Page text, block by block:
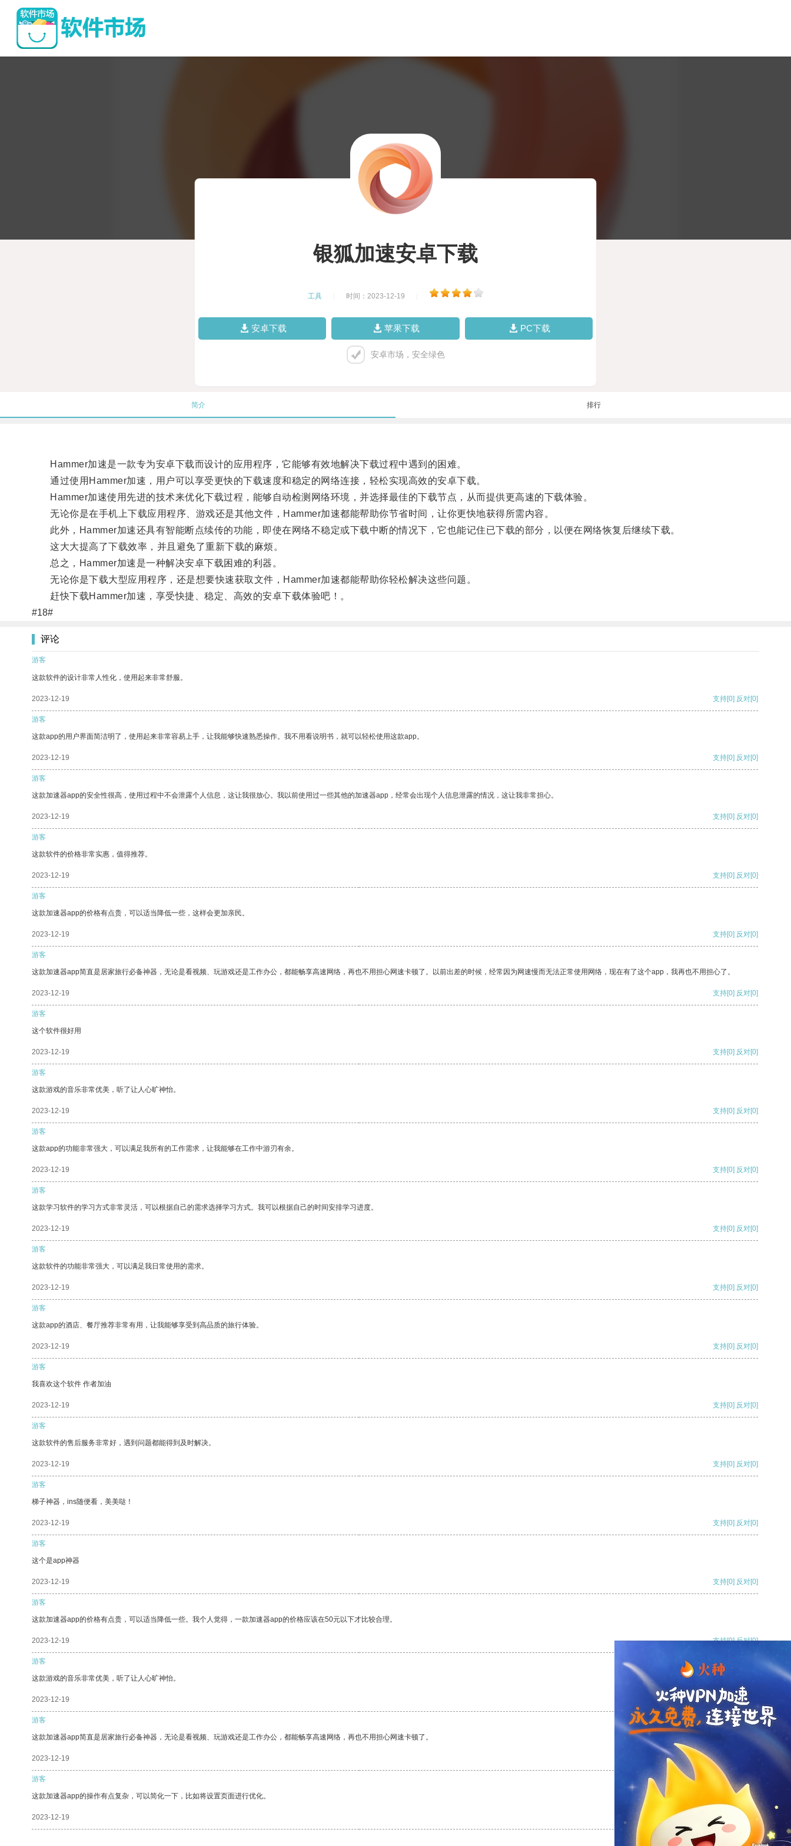
银狐加速安卓下载
工具 时间：2023-12-19
安卓下载 苹果下载 PC下载
安卓市场，安全绿色
简介 排行
Hammer加速是一款专为安卓下载而设计的应用程序，它能够有效地解决下载过程中遇到的困难。
通过使用Hammer加速，用户可以享受更快的下载速度和稳定的网络连接，轻松实现高效的安卓下载。
Hammer加速使用先进的技术来优化下载过程，能够自动检测网络环境，并选择最佳的下载节点，从而提供更高速的下载体验。
无论你是在手机上下载应用程序、游戏还是其他文件，Hammer加速都能帮助你节省时间，让你更快地获得所需内容。
此外，Hammer加速还具有智能断点续传的功能，即使在网络不稳定或下载中断的情况下，它也能记住已下载的部分，以便在网络恢复后继续下载。
这大大提高了下载效率，并且避免了重新下载的麻烦。
总之，Hammer加速是一种解决安卓下载困难的利器。
无论你是下载大型应用程序，还是想要快速获取文件，Hammer加速都能帮助你轻松解决这些问题。
赶快下载Hammer加速，享受快捷、稳定、高效的安卓下载体验吧！。
#18#
评论
游客
这款软件的设计非常人性化，使用起来非常舒服。
2023-12-19 支持[0] 反对[0]
游客
这款app的用户界面简洁明了，使用起来非常容易上手，让我能够快速熟悉操作。我不用看说明书，就可以轻松使用这款app。
2023-12-19 支持[0] 反对[0]
游客
这款加速器app的安全性很高，使用过程中不会泄露个人信息，这让我很放心。我以前使用过一些其他的加速器app，经常会出现个人信息泄露的情况，这让我非常担心。
2023-12-19 支持[0] 反对[0]
游客
这款软件的价格非常实惠，值得推荐。
2023-12-19 支持[0] 反对[0]
游客
这款加速器app的价格有点贵，可以适当降低一些，这样会更加亲民。
2023-12-19 支持[0] 反对[0]
游客
这款加速器app简直是居家旅行必备神器，无论是看视频、玩游戏还是工作办公，都能畅享高速网络，再也不用担心网速卡顿了。以前出差的时候，经常因为网速慢而无法正常使用网络，现在有了这个app，我再也不用担心了。
2023-12-19 支持[0] 反对[0]
游客
这个软件很好用
2023-12-19 支持[0] 反对[0]
游客
这款游戏的音乐非常优美，听了让人心旷神怡。
2023-12-19 支持[0] 反对[0]
游客
这款app的功能非常强大，可以满足我所有的工作需求，让我能够在工作中游刃有余。
2023-12-19 支持[0] 反对[0]
游客
这款学习软件的学习方式非常灵活，可以根据自己的需求选择学习方式。我可以根据自己的时间安排学习进度。
2023-12-19 支持[0] 反对[0]
游客
这款软件的功能非常强大，可以满足我日常使用的需求。
2023-12-19 支持[0] 反对[0]
游客
这款app的酒店、餐厅推荐非常有用，让我能够享受到高品质的旅行体验。
2023-12-19 支持[0] 反对[0]
游客
我喜欢这个软件 作者加油
2023-12-19 支持[0] 反对[0]
游客
这款软件的售后服务非常好，遇到问题都能得到及时解决。
2023-12-19 支持[0] 反对[0]
游客
梯子神器，ins随便看，美美哒！
2023-12-19 支持[0] 反对[0]
游客
这个是app神器
2023-12-19 支持[0] 反对[0]
游客
这款加速器app的价格有点贵，可以适当降低一些。我个人觉得，一款加速器app的价格应该在50元以下才比较合理。
2023-12-19 支持[0] 反对[0]
游客
这款游戏的音乐非常优美，听了让人心旷神怡。
2023-12-19 支持[0] 反对
游客
这款加速器app简直是居家旅行必备神器，无论是看视频、玩游戏还是工作办公，都能畅享高速网络，再也不用担心网速卡顿了。
2023-12-19 支持
游客
这款加速器app的操作有点复杂，可以简化一下，比如将设置页面进行优化。
2023-12-19 支持 反对 [0]